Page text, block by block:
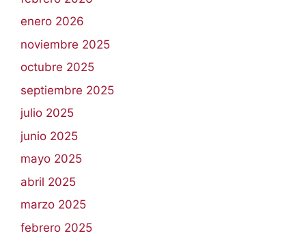
enero 2026
noviembre 2025
octubre 2025
septiembre 2025
julio 2025
junio 2025
mayo 2025
abril 2025
marzo 2025
febrero 2025